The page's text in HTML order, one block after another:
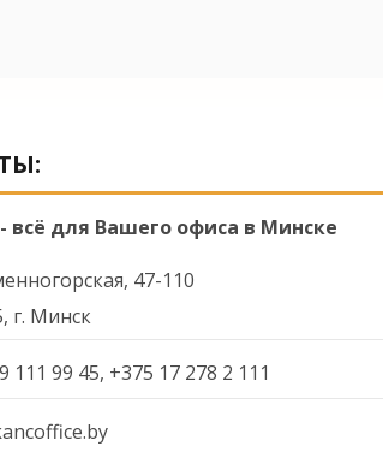
всё для Вашего офиса в Минске
47-110
г. Минск
111 99 45, +375 17 278 2 111